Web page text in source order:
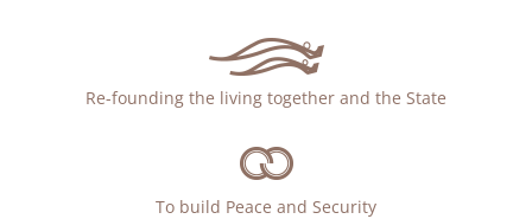
Re-founding the living together and the State
To build Peace and Security